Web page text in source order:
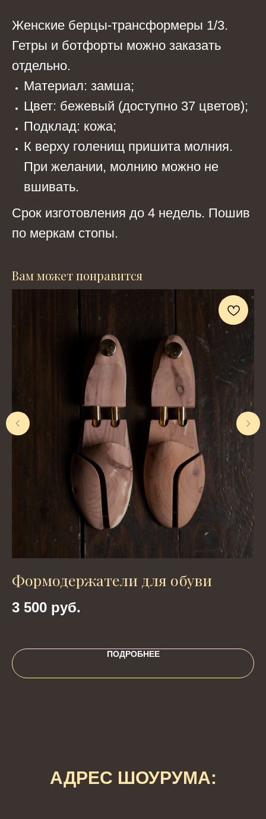
Женские берцы-трансформеры 1/3.
Гетры и ботфорты можно заказать
отдельно.
Материал: замша;
Цвет: бежевый (доступно 37 цветов);
Подклад: кожа;
К верху голенищ пришита молния.
При желании, молнию можно не
вшивать.
Срок изготовления до 4 недель. Пошив
по меркам стопы.
Вам может понравится
Формодержатели для обуви
3 500 руб.
ПОДРОБНЕЕ
АДРЕС ШОУРУМА: